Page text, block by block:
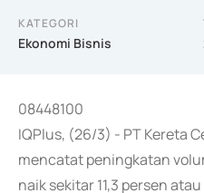
KATEGORI
Ekonomi Bisnis
08448100
IQPlus, (26/3) - PT Kereta
mencatat peningkatan
naik sekitar 11,3 persen